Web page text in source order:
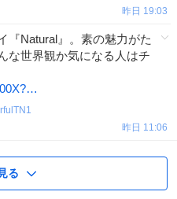
昨日 19:03
『Natural』。素の魅力がた
な世界観か気になる人はチ
昨日 11:06
る